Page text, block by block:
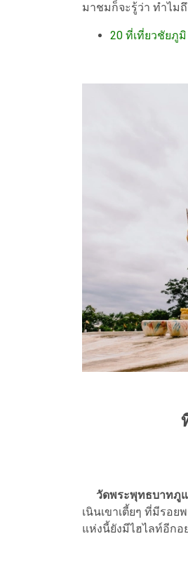
มาชมก็จะรู้ว่า ทำไม
20 ที่เที่ยวชัยภู
วัดพระพุทธบาทภู
เนินเขาเตี้ยๆ ที่มีรอ
แห่งนี้ยังมีไฮไลท์อีกอ